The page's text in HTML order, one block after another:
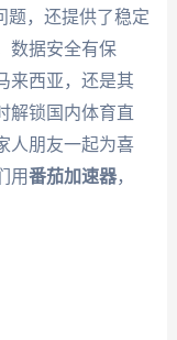
题，还提供了稳定
数据安全有保
来西亚，还是其
解锁国内体育直
人朋友一起为喜
用番茄加速器，